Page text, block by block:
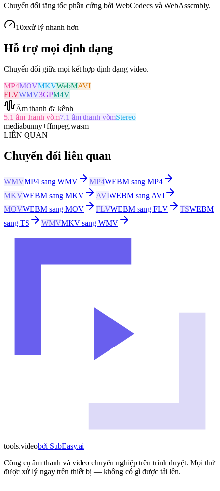
Chuyển đổi tăng tốc phần cứng bởi WebCodecs và WebAssembly.
10xxử lý nhanh hơn
Hỗ trợ mọi định dạng
Chuyển đổi giữa mọi kết hợp định dạng video.
MP4MOVMKVWebMAVI
FLVWMV3GPM4V
Âm thanh đa kênh
5.1 âm thanh vòm7.1 âm thanh vòmStereo
mediabunny+ffmpeg.wasm
LIÊN QUAN
Chuyển đổi liên quan
WMVMP4 sang WMV MP4WEBM sang MP4
MKVWEBM sang MKV AVIWEBM sang AVI
MOVWEBM sang MOV FLVWEBM sang FLV TSWEBM
sang TS
WMVMKV sang WMV
tools.videobởi SubEasy.ai
Công cụ âm thanh và video chuyên nghiệp trên trình duyệt. Mọi thứ
được xử lý ngay trên thiết bị — không có gì được tải lên.